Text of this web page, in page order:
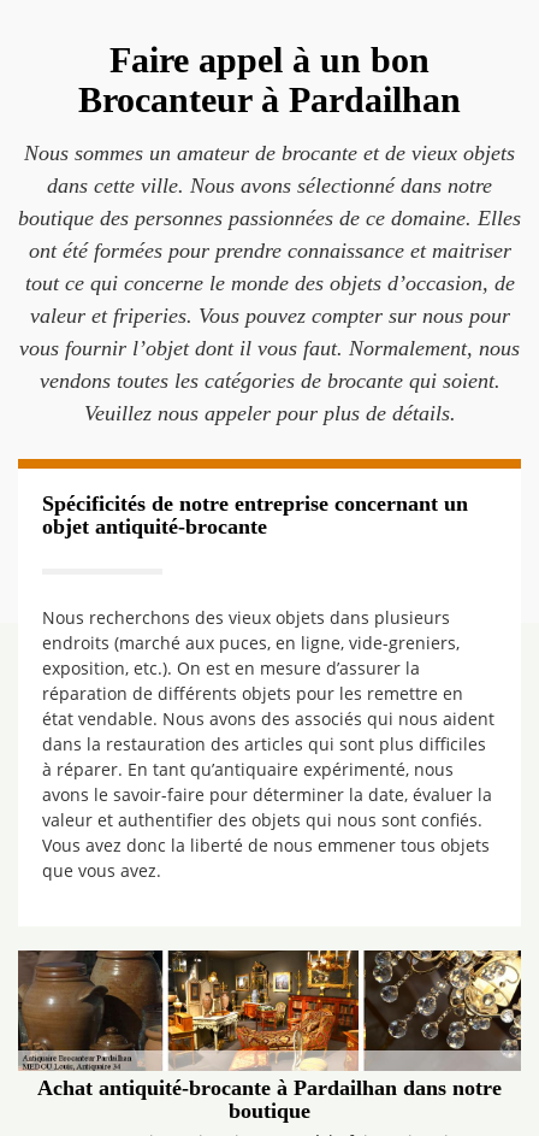
Faire appel à un bon
Brocanteur à Pardailhan
Nous sommes un amateur de brocante et de vieux objets
dans cette ville. Nous avons sélectionné dans notre
boutique des personnes passionnées de ce domaine. Elles
ont été formées pour prendre connaissance et maitriser
tout ce qui concerne le monde des objets d’occasion, de
valeur et friperies. Vous pouvez compter sur nous pour
vous fournir l’objet dont il vous faut. Normalement, nous
vendons toutes les catégories de brocante qui soient.
Veuillez nous appeler pour plus de détails.
Spécificités de notre entreprise concernant un
objet antiquité-brocante
Nous recherchons des vieux objets dans plusieurs
endroits (marché aux puces, en ligne, vide-greniers,
exposition, etc.). On est en mesure d’assurer la
réparation de différents objets pour les remettre en
état vendable. Nous avons des associés qui nous aident
dans la restauration des articles qui sont plus difficiles
à réparer. En tant qu’antiquaire expérimenté, nous
avons le savoir-faire pour déterminer la date, évaluer la
valeur et authentifier des objets qui nous sont confiés.
Vous avez donc la liberté de nous emmener tous objets
que vous avez.
Achat antiquité-brocante à Pardailhan dans notre
boutique